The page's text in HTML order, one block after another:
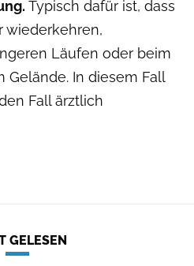
Typisch dafür ist, dass
wiederkehren,
Läufen oder beim
In diesem Fall
Fall ärztlich
GELESEN